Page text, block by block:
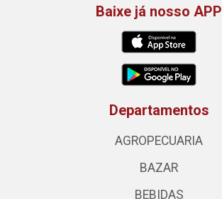
Baixe já nosso APP
Departamentos
AGROPECUARIA
BAZAR
BEBIDAS